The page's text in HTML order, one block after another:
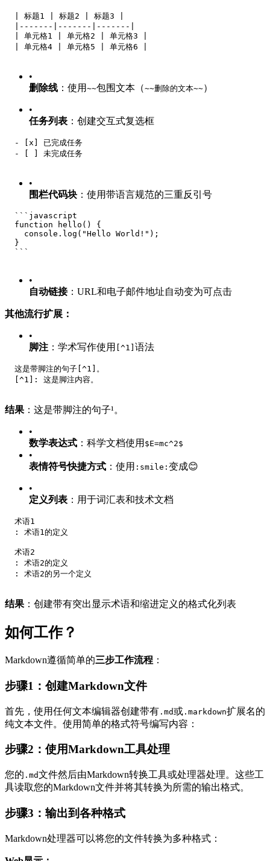
  | 标题1 | 标题2 | 标题3 |
  |-------|-------|-------|
  | 单元格1 | 单元格2 | 单元格3 |
  | 单元格4 | 单元格5 | 单元格6 |
•
删除线 ：使用 ~~包围文本（~~删除的文本~~）
•
任务列表 ：创建交互式复选框
  - [x] 已完成任务
  - [ ] 未完成任务
•
围栏代码块 ：使用带语言规范的三重反引号
  ```javascript
  function hello() {
    console.log("Hello World!");
  }
  ```
•
自动链接：URL和电子邮件地址自动变为可点击
其他流行扩展：
•
脚注 ：学术写作使用 [^1] 语法
  这是带脚注的句子[^1]。
  [^1]: 这是脚注内容。
结果 ：这是带脚注的句子¹。
•
数学表达式 ：科学文档使用 $E=mc^2$
•
表情符号快捷方式 ：使用 :smile: 变成😊
•
定义列表 ：用于词汇表和技术文档
  术语1
  : 术语1的定义
  术语2
  : 术语2的定义
  : 术语2的另一个定义
结果 ：创建带有突出显示术语和缩进定义的格式化列表
如何工作？
Markdown遵循简单的三步工作流程 ：
步骤1：创建Markdown文件
首先，使用任何文本编辑器创建带有 .md或 .markdown扩展名的
纯文本文件。使用简单的格式符号编写内容：
步骤2：使用Markdown工具处理
您的 .md文件然后由Markdown转换工具或处理器处理。这些工
具读取您的Markdown文件并将其转换为所需的输出格式。
步骤3：输出到各种格式
Markdown处理器可以将您的文件转换为多种格式：